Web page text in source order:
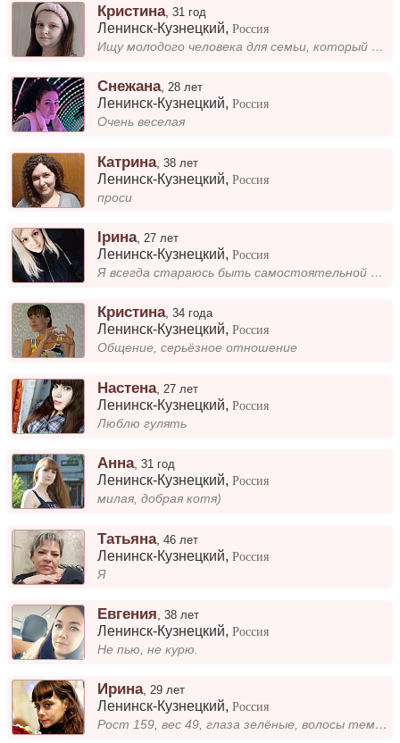
Кристина,31 год
Ленинск-Кузнецкий,Россия
Ищу молодого человека для семьи, который не боится трудностей и готов взять с 3 детьми, имею свой дом, дети спокойны, во...
Снежана, 28 лет
Ленинск-Кузнецкий,Россия
Очень веселая
Катрина,38 лет
Ленинск-Кузнецкий,Россия
проси
Ірина, 27 лет
Ленинск-Кузнецкий,Россия
Я всегда стараюсь быть самостоятельной и принимать решения сама. Мне важно чувствовать себя уверенно и не зависеть от др...
Кристина,34 года
Ленинск-Кузнецкий,Россия
Общение, серьёзное отношение
Настена, 27 лет
Ленинск-Кузнецкий,Россия
Люблю гулять
Анна,31 год
Ленинск-Кузнецкий,Россия
милая, добрая котя)
Татьяна,46 лет
Ленинск-Кузнецкий,Россия
Я
Евгения ,38 лет
Ленинск-Кузнецкий,Россия
Не пью, не курю.
Ирина,29 лет
Ленинск-Кузнецкий,Россия
Рост 159, вес 49, глаза зелёные, волосы темно русые, остальное при общении.